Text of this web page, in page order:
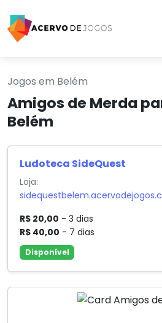
Jogos em Belém
Amigos de Merda
Belém
Ludoteca SideQuest
Loja:
R$ 20,00 - 3 dias
R$ 40,00 - 7 dias
Disponível